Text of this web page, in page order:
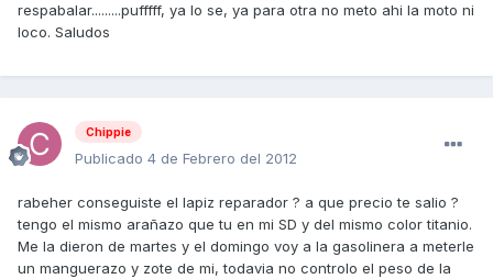
respabalar.........pufffff, ya lo se, ya para otra no meto ahi la moto ni
loco. Saludos
Chippie
Publicado 4 de Febrero del 2012
rabeher conseguiste el lapiz reparador ? a que precio te salio ?
tengo el mismo arañazo que tu en mi SD y del mismo color titanio.
Me la dieron de martes y el domingo voy a la gasolinera a meterle
un manguerazo y zote de mi, todavia no controlo el peso de la